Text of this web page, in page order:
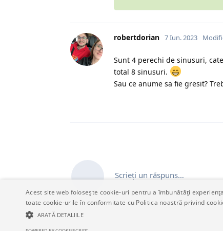
robertdorian 7 Iun. 2023
Sunt 4 perechi de sinusuri,
total 8 sinusuri.
Sau ce anume sa fie gresit?
Scrieți un răspuns…
Acest site web folosește cookie-uri pentru a îmbunătăți
toate cookie-urile în conformitate cu Politica noastră privind
ARATĂ DETALIILE